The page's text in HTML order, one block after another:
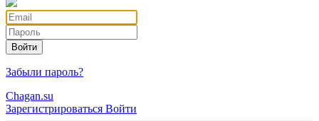
Войти
Забыли пароль?
Chagan.su
Зарегистрироваться Войти